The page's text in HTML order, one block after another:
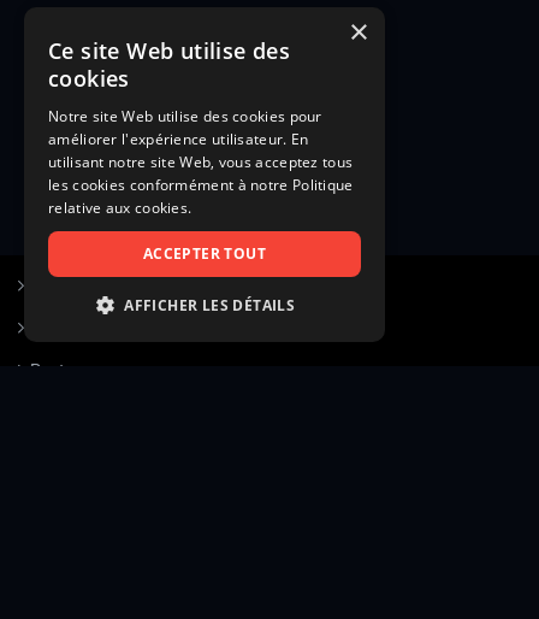
Poster une annonce
×
Ce site Web utilise des
cookies
Notre site Web utilise des cookies pour
améliorer l'expérience utilisateur. En
utilisant notre site Web, vous acceptez tous
les cookies conformément à notre Politique
relative aux cookies.
ACCEPTER TOUT
AFFICHER LES DÉTAILS